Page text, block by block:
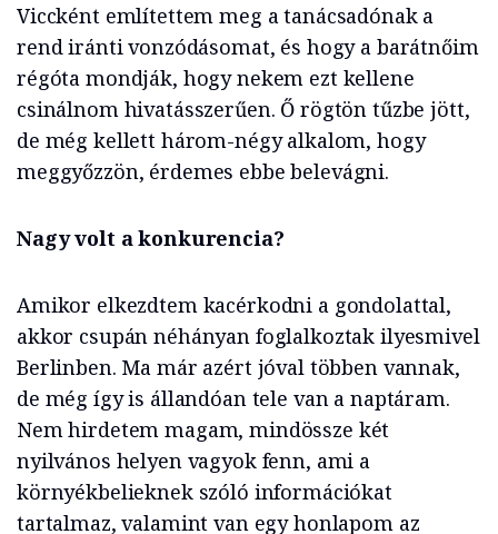
Viccként említettem meg a tanácsadónak a
rend iránti vonzódásomat, és hogy a barátnőim
régóta mondják, hogy nekem ezt kellene
csinálnom hivatásszerűen. Ő rögtön tűzbe jött,
de még kellett három-négy alkalom, hogy
meggyőzzön, érdemes ebbe belevágni.
Nagy volt a konkurencia?
Amikor elkezdtem kacérkodni a gondolattal,
akkor csupán néhányan foglalkoztak ilyesmivel
Berlinben. Ma már azért jóval többen vannak,
de még így is állandóan tele van a naptáram.
Nem hirdetem magam, mindössze két
nyilvános helyen vagyok fenn, ami a
környékbelieknek szóló információkat
tartalmaz, valamint van egy honlapom az